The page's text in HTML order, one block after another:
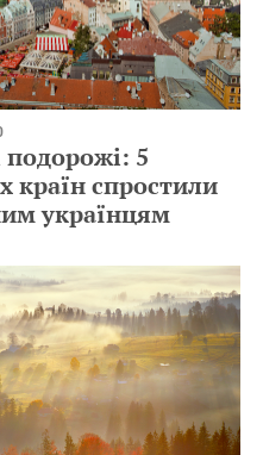
5
країн спростили
українцям